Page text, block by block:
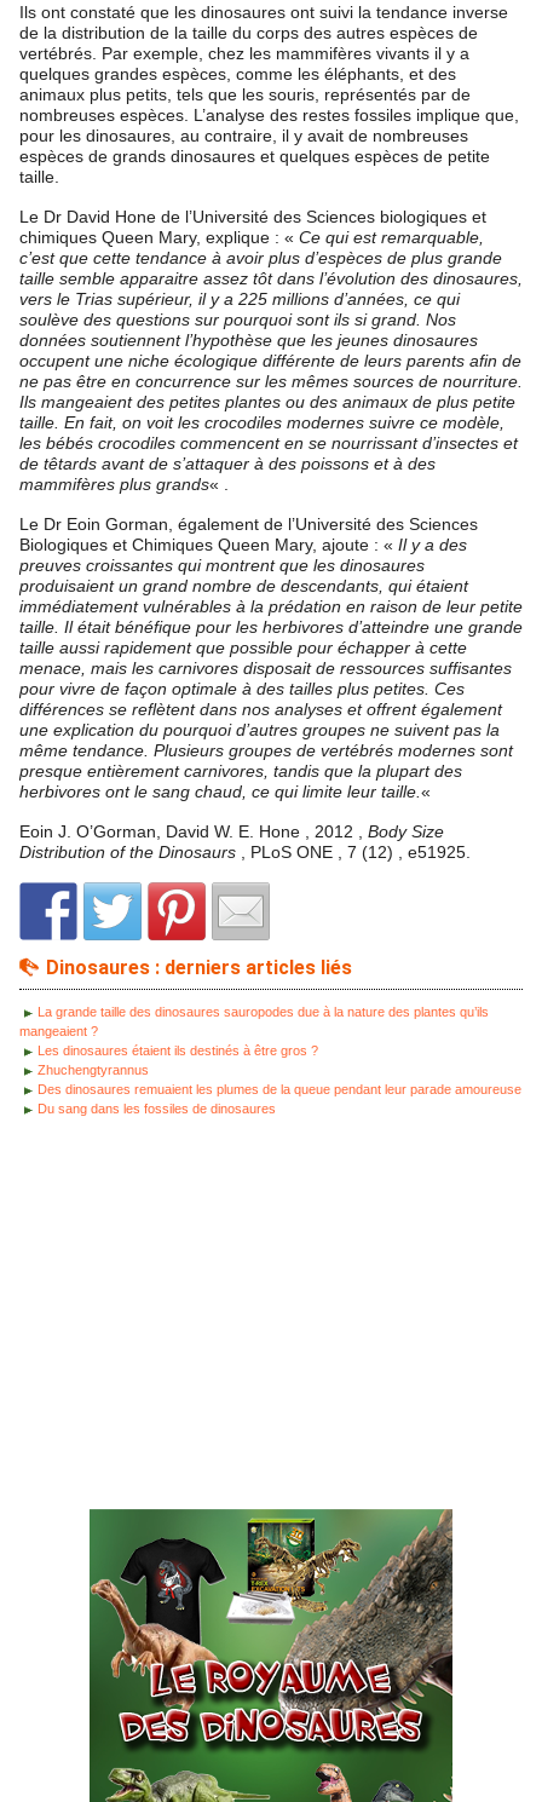
Ils ont constaté que les dinosaures ont suivi la tendance inverse
de la distribution de la taille du corps des autres espèces de
vertébrés. Par exemple, chez les mammifères vivants il y a
quelques grandes espèces, comme les éléphants, et des
animaux plus petits, tels que les souris, représentés par de
nombreuses espèces. L’analyse des restes fossiles implique que,
pour les dinosaures, au contraire, il y avait de nombreuses
espèces de grands dinosaures et quelques espèces de petite
taille.
Le Dr David Hone de l’Université des Sciences biologiques et
chimiques Queen Mary, explique : « Ce qui est remarquable,
c’est que cette tendance à avoir plus d’espèces de plus grande
taille semble apparaitre assez tôt dans l’évolution des dinosaures,
vers le Trias supérieur, il y a 225 millions d’années, ce qui
soulève des questions sur pourquoi sont ils si grand. Nos
données soutiennent l’hypothèse que les jeunes dinosaures
occupent une niche écologique différente de leurs parents afin de
ne pas être en concurrence sur les mêmes sources de nourriture.
Ils mangeaient des petites plantes ou des animaux de plus petite
taille. En fait, on voit les crocodiles modernes suivre ce modèle,
les bébés crocodiles commencent en se nourrissant d’insectes et
de têtards avant de s’attaquer à des poissons et à des
mammifères plus grands« .
Le Dr Eoin Gorman, également de l’Université des Sciences
Biologiques et Chimiques Queen Mary, ajoute : « Il y a des
preuves croissantes qui montrent que les dinosaures
produisaient un grand nombre de descendants, qui étaient
immédiatement vulnérables à la prédation en raison de leur petite
taille. Il était bénéfique pour les herbivores d’atteindre une grande
taille aussi rapidement que possible pour échapper à cette
menace, mais les carnivores disposait de ressources suffisantes
pour vivre de façon optimale à des tailles plus petites. Ces
différences se reflètent dans nos analyses et offrent également
une explication du pourquoi d’autres groupes ne suivent pas la
même tendance. Plusieurs groupes de vertébrés modernes sont
presque entièrement carnivores, tandis que la plupart des
herbivores ont le sang chaud, ce qui limite leur taille. «
Eoin J. O’Gorman, David W. E. Hone , 2012 , Body Size
Distribution of the Dinosaurs , PLoS ONE , 7 (12) , e51925.
Dinosaures : derniers articles liés
La grande taille des dinosaures sauropodes due à la nature des plantes qu’ils
mangeaient ?
Les dinosaures étaient ils destinés à être gros ?
Zhuchengtyrannus
Des dinosaures remuaient les plumes de la queue pendant leur parade amoureuse
Du sang dans les fossiles de dinosaures